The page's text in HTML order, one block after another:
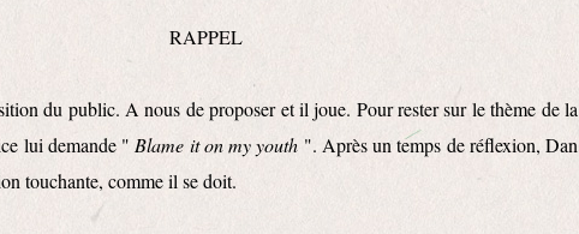
RAPPEL
du public. A nous de proposer et il joue. Pour rester sur le thème de la
lui demande " Blame it on my youth ". Après un temps de réflexion, Dan
touchante, comme il se doit.